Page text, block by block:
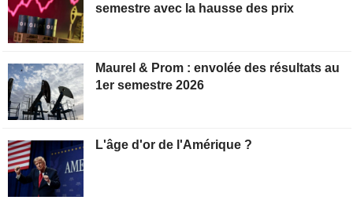
semestre avec la hausse des prix
Maurel & Prom : envolée des résultats au
1er semestre 2026
L'âge d'or de l'Amérique ?